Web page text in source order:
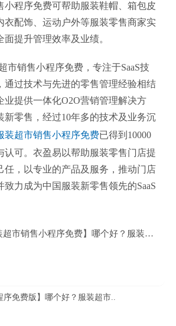
小程序免费可帮助服装鞋帽、箱包皮
衣配饰、运动户外等服装零售商家实
提升管理效率及业绩。
市销售小程序免费 ，专注于SaaS技
通过技术与先进的零售管理经验相结
业提供一体化O2O营销管理解决方
新零售，经过10年多的技术及业务沉
装超市销售小程序免费已得到10000
认可。衣盈易以帮助服装零售门店提
任，以专业的产品及服务，推动门店
致力成为中国服装新零售领先的SaaS
超市销售小程序免费】哪个好？服装超市
序免费版】哪个好？服装超市..